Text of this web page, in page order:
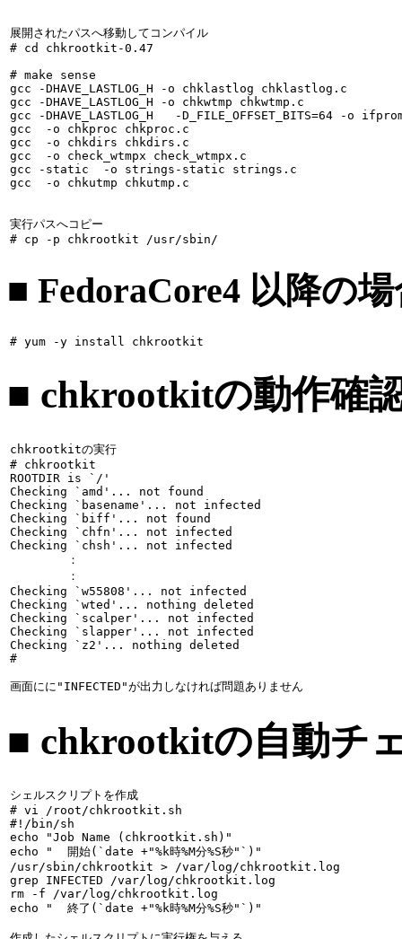
展開されたパスへ移動してコンパイル
# cd chkrootkit-0.47
# make sense
gcc -DHAVE_LASTLOG_H -o chklastlog chklastlog.c
gcc -DHAVE_LASTLOG_H -o chkwtmp chkwtmp.c
gcc -DHAVE_LASTLOG_H   -D_FILE_OFFSET_BITS=64 -o
gcc  -o chkproc chkproc.c
gcc  -o chkdirs chkdirs.c
gcc  -o check_wtmpx check_wtmpx.c
gcc -static  -o strings-static strings.c
gcc  -o chkutmp chkutmp.c
実行パスへコピー
# cp -p chkrootkit /usr/sbin/
■ FedoraCore4 以降の
# yum -y install chkrootkit
■ chkrootkitの動作確
chkrootkitの実行
# chkrootkit
ROOTDIR is `/'
Checking `amd'... not found
Checking `basename'... not infected
Checking `biff'... not found
Checking `chfn'... not infected
Checking `chsh'... not infected
        ：
        ：
Checking `w55808'... not infected
Checking `wted'... nothing deleted
Checking `scalper'... not infected
Checking `slapper'... not infected
Checking `z2'... nothing deleted
#
画面にに"INFECTED"が出力しなければ問題ありません
■ chkrootkitの自動チ
シェルスクリプトを作成
# vi /root/chkrootkit.sh
#!/bin/sh
echo "Job Name (chkrootkit.sh)"
echo "  開始(`date +"%k時%M分%S秒"`)"
/usr/sbin/chkrootkit > /var/log/chkrootkit.log
grep INFECTED /var/log/chkrootkit.log
rm -f /var/log/chkrootkit.log
echo "  終了(`date +"%k時%M分%S秒"`)"